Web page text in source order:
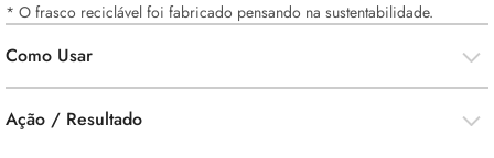
* O frasco reciclável foi fabricado pensando na sustentabilidade.
Como Usar
Ação / Resultado